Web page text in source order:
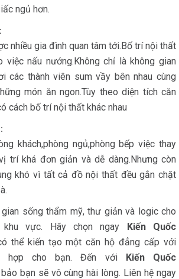
ngủ hơn.
nhiều gia đình quan tâm tới.Bố trí nội thất
việc nấu nướng.Không chỉ là không gian
các thành viên sum vầy bên nhau cùng
món ăn ngon.Tùy theo diện tích căn
cách bố trí nội thất khác nhau
khách,phòng ngủ,phòng bếp việc thay
trí khá đơn giản và dễ dàng.Nhưng còn
khó vì tất cả đồ nội thất đều gắn chặt
sống thẩm mỹ, thư giản và logic cho
vực. Hãy chọn ngay Kiến Quốc
thể kiến tạo một căn hộ đẳng cấp với
hợp cho bạn. Đến với Kiến Quốc
bạn sẽ vô cùng hài lòng. Liên hệ ngay